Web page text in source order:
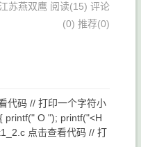
苏燕双鹰 阅读(15) 评论
(0) 推荐(0)
代码 // 打印一个字符小
printf(" O "); printf("<H
点击查看代码 // 打